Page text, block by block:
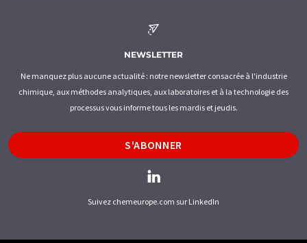
NEWSLETTER
Ne manquez plus aucune actualité : notre newsletter consacrée à l'industrie
chimique, aux méthodes analytiques, aux laboratoires et à la technologie des
processus vous informe tous les mardis et jeudis.
S'ABONNER
Suivez chemeurope.com sur LinkedIn